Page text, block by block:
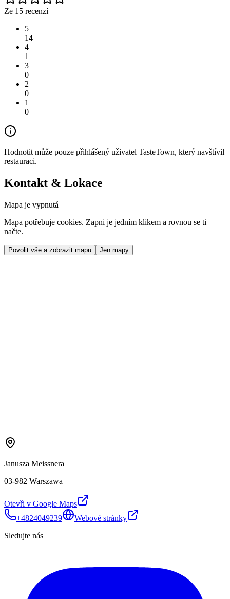
Ze 15 recenzí
5
14
4
1
3
0
2
0
1
0
Hodnotit může pouze přihlášený uživatel TasteTown, který navštívil
restauraci.
Kontakt & Lokace
Mapa je vypnutá
Mapa potřebuje cookies. Zapni je jedním klikem a rovnou se ti
načte.
Povolit vše a zobrazit mapu Jen mapy
Janusza Meissnera
03-982 Warszawa
Otevři v Google Maps
+4824049239
Webové stránky
Sledujte nás